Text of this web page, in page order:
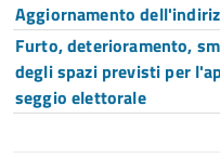
Aggiornamento
Furto, deterioramento,
degli spazi previsti per
seggio elettorale